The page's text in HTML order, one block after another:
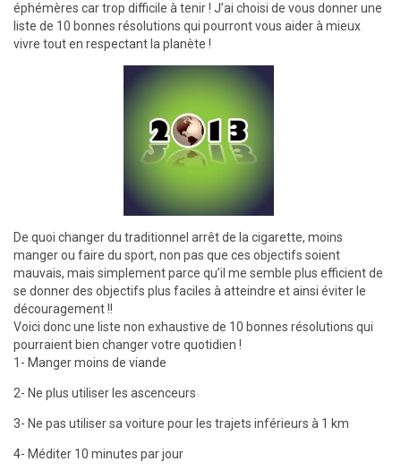
éphémères car trop difficile à tenir ! J’ai choisi de vous donner une
liste de 10 bonnes résolutions qui pourront vous aider à mieux
vivre tout en respectant la planète !
De quoi changer du traditionnel arrêt de la cigarette, moins
manger ou faire du sport, non pas que ces objectifs soient
mauvais, mais simplement parce qu’il me semble plus efficient de
se donner des objectifs plus faciles à atteindre et ainsi éviter le
découragement !!
Voici donc une liste non exhaustive de 10 bonnes résolutions qui
pourraient bien changer votre quotidien !
1- Manger moins de viande
2- Ne plus utiliser les ascenceurs
3- Ne pas utiliser sa voiture pour les trajets inférieurs à 1 km
4- Méditer 10 minutes par jour